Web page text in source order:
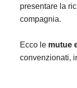
presentare la
compagnia.
Ecco le mutue
convenzionati,